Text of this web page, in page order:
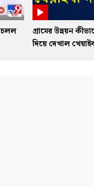
চলল
গ্রামের উন্নয়ন
দিয়ে দেখাল